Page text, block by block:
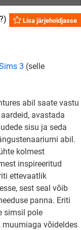
Lisa järjehoidjasse
)
3 (selle
abil saate vastu
avastada
sisu ja seda
abil.
kolmest
inspireeritud
ettevaatlik
sest seal võib
panna. Eriti
simsil pole
võideldes